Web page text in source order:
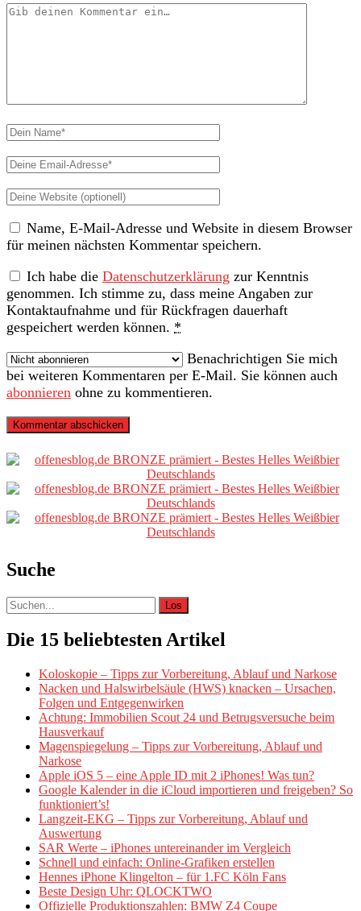
Dein
Dein
Deine
Adresse
Deine
(nicht
erforderlich)
Name, E-Mail-Adresse und Website in diesem Browser
für meinen nächsten Kommentar speichern.
Ich habe die Datenschutzerklärung zur Kenntnis
genommen. Ich stimme zu, dass meine Angaben zur
Kontaktaufnahme und für Rückfragen dauerhaft
gespeichert werden können. *
Benachrichtigen Sie mich
bei weiteren Kommentaren per E-Mail. Sie können auch
abonnieren ohne zu kommentieren.
Primäre
Sidebar
Suche
Suche
nach:
Die 15 beliebtesten Artikel
Koloskopie – Tipps zur Vorbereitung, Ablauf und Narkose
Nacken und Halswirbelsäule (HWS) knacken – Ursachen,
Folgen und Entgegenwirken
Achtung: Immobilien Scout 24 und Betrugsversuche beim
Hausverkauf
Magenspiegelung – Tipps zur Vorbereitung, Ablauf und
Narkose
Apple iOS 5 – eine Apple ID mit 2 iPhones! Was tun?
Google Kalender in die iCloud importieren und freigeben? So
funktioniert’s!
Langzeit-EKG – Tipps zur Vorbereitung, Ablauf und
Auswertung
SAR Werte – iPhones untereinander im Vergleich
Schnell und einfach: Online-Grafiken erstellen
Hennes iPhone Klingelton – für 1.FC Köln Fans
Beste Design Uhr: QLOCKTWO
Offizielle Produktionszahlen: BMW Z4 Coupe